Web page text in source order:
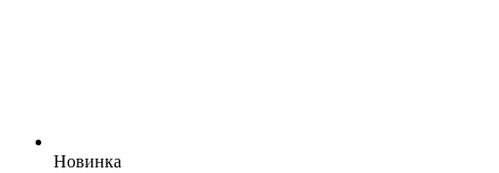
Новинка